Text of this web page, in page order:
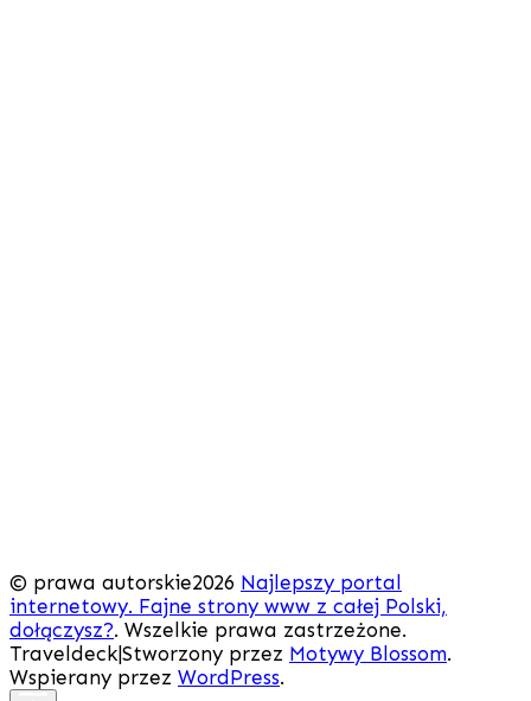
© prawa autorskie2026 Najlepszy portal
internetowy. Fajne strony www z całej Polski,
dołączysz?. Wszelkie prawa zastrzeżone.
Traveldeck|Stworzony przez Motywy Blossom.
Wspierany przez WordPress.